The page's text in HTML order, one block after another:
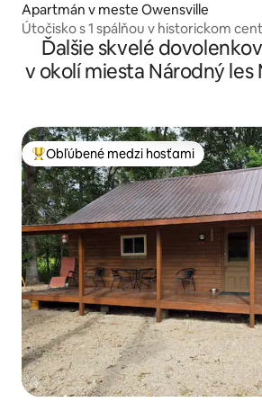
Apartmán v meste Owensville
Útočisko s 1 spálňou v historickom
Ďalšie skvelé
v okolí miesta Národný les
Najobľúbenejšie medzi hosťami
Obľúbené medzi hosťami